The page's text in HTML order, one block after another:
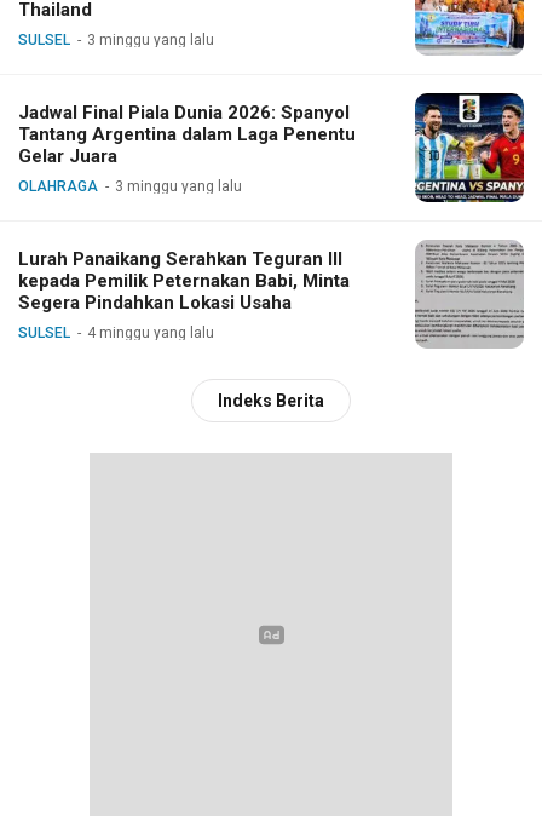
Thailand
SULSEL 3 minggu yang lalu
Jadwal Final Piala Dunia 2026: Spanyol
Tantang Argentina dalam Laga Penentu
Gelar Juara
OLAHRAGA 3 minggu yang lalu
Lurah Panaikang Serahkan Teguran III
kepada Pemilik Peternakan Babi, Minta
Segera Pindahkan Lokasi Usaha
SULSEL 4 minggu yang lalu
Indeks Berita